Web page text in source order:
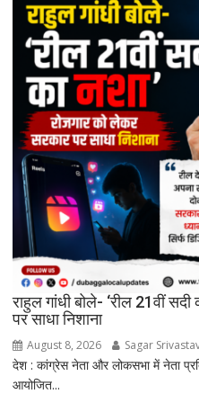
राहुल गांधी बोले- ‘रील 21वीं
पर साधा निशाना
August 8, 2026 Sagar
देश : कांग्रेस नेता और लोकसभा में नेता
आयोजित...